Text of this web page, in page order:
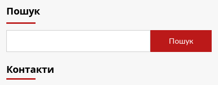
Пошук
Пошук
Контакти